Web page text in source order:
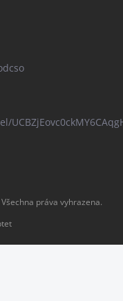
Všechna práva vyhrazena.